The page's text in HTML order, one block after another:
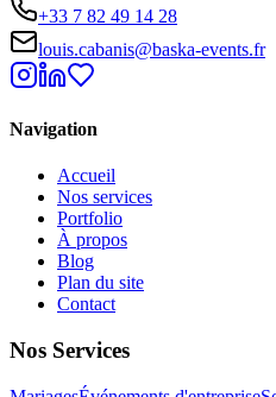
+33 7 82 49 14 28
louis.cabanis@baska-events.fr
Navigation
Accueil
Nos services
Portfolio
À propos
Blog
Plan du site
Contact
Nos Services